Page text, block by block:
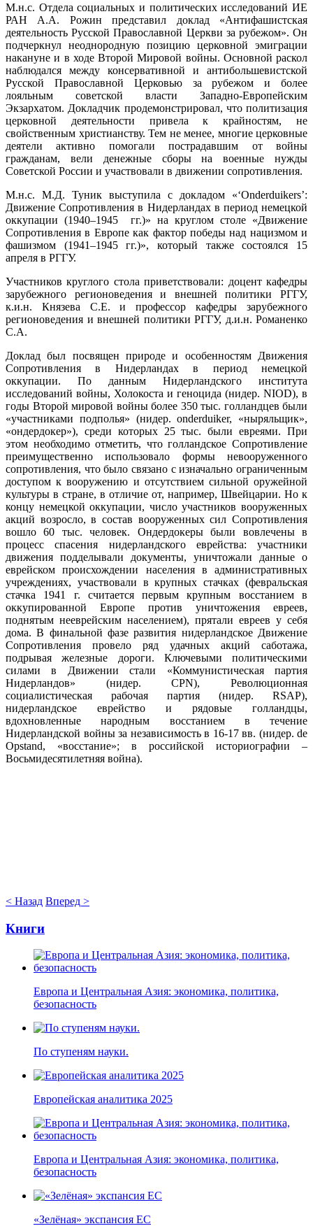
М.н.с. Отдела социальных и политических исследований ИЕ
РАН А.А. Рожин представил доклад «Антифашистская
деятельность Русской Православной Церкви за рубежом». Он
подчеркнул неоднородную позицию церковной эмиграции
накануне и в ходе Второй Мировой войны. Основной раскол
наблюдался между консервативной и антибольшевистской
Русской Православной Церковью за рубежом и более
лояльным советской власти Западно-Европейским
Экзархатом. Докладчик продемонстрировал, что политизация
церковной деятельности привела к крайностям, не
свойственным христианству. Тем не менее, многие церковные
деятели активно помогали пострадавшим от войны
гражданам, вели денежные сборы на военные нужды
Советской России и участвовали в движении сопротивления.
М.н.с. М.Д. Туник выступила с докладом «‘Onderduikers’:
Движение Сопротивления в Нидерландах в период немецкой
оккупации (1940–1945 гг.)» на круглом столе «Движение
Сопротивления в Европе как фактор победы над нацизмом и
фашизмом (1941–1945 гг.)», который также состоялся 15
апреля в РГГУ.
Участников круглого стола приветствовали: доцент кафедры
зарубежного регионоведения и внешней политики РГГУ,
к.и.н. Князева С.Е. и профессор кафедры зарубежного
регионоведения и внешней политики РГГУ, д.и.н. Романенко
С.А.
Доклад был посвящен природе и особенностям Движения
Сопротивления в Нидерландах в период немецкой
оккупации. По данным Нидерландского института
исследований войны, Холокоста и геноцида (нидер. NIOD), в
годы Второй мировой войны более 350 тыс. голландцев были
«участниками подполья» (нидер. onderduiker, «ныряльщик»,
«ондердокер»), среди которых 25 тыс. были евреями. При
этом необходимо отметить, что голландское Сопротивление
преимущественно использовало формы невооруженного
сопротивления, что было связано с изначально ограниченным
доступом к вооружению и отсутствием сильной оружейной
культуры в стране, в отличие от, например, Швейцарии. Но к
концу немецкой оккупации, число участников вооруженных
акций возросло, в состав вооруженных сил Сопротивления
вошло 60 тыс. человек. Ондердокеры были вовлечены в
процесс спасения нидерландского еврейства: участники
движения подделывали документы, уничтожали данные о
еврейском происхождении населения в административных
учреждениях, участвовали в крупных стачках (февральская
стачка 1941 г. считается первым крупным восстанием в
оккупированной Европе против уничтожения евреев,
поднятым нееврейским населением), прятали евреев у себя
дома. В финальной фазе развития нидерландское Движение
Сопротивления провело ряд удачных акций саботажа,
подрывая железные дороги. Ключевыми политическими
силами в Движении стали «Коммунистическая партия
Нидерландов» (нидер. CPN), Революционная
социалистическая рабочая партия (нидер. RSAP),
нидерландское еврейство и рядовые голландцы,
вдохновленные народным восстанием в течение
Нидерландской войны за независимость в 16-17 вв. (нидер. de
Opstand, «восстание»; в российской историографии –
Восьмидесятилетняя война).
< Назад Вперед >
Книги
Европа и Центральная Азия: экономика, политика,
безопасность
По ступеням науки.
Европейская аналитика 2025
Европа и Центральная Азия: экономика, политика,
безопасность
«Зелёная» экспансия ЕС